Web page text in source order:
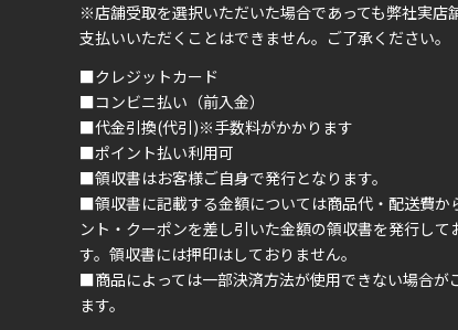
※店舗受取を選択いただいた場合であっても弊社実店
支払いいただくことはできません。ご了承ください。
■クレジットカード
■コンビニ払い（前入金）
■代金引換(代引)※手数料がかかります
■ポイント払い利用可
■領収書はお客様ご自身で発行となります。
■領収書に記載する金額については商品代・配送費か
ント・クーポンを差し引いた金額の領収書を発行して
す。領収書には押印はしておりません。
■商品によっては一部決済方法が使用できない場合が
ます。